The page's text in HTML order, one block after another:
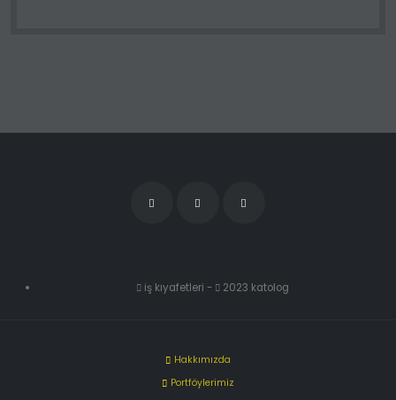
iş kıyafetleri - 2023 katolog
Hakkımızda
Portföylerimiz